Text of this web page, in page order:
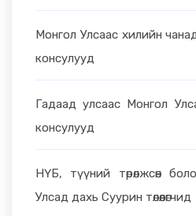
Монгол Улсаас хилийн
консулууд
Гадаад улсаас Монгол
консулууд
НҮБ, түүний төрөлжсөн
Улсад дахь Суурин төлөөлөгчид